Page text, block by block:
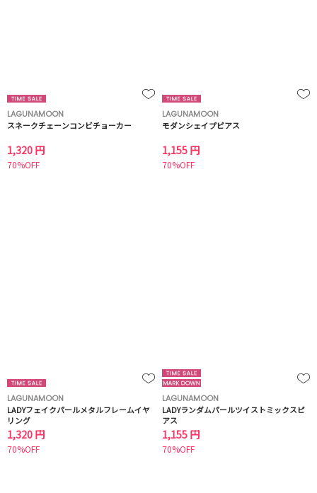
LAGUNAMOON
スネークチェーンコンビチョーカー
1,320 円
70%OFF
LAGUNAMOON
モダンシェイプピアス
1,155 円
70%OFF
LAGUNAMOON
LADYフェイクパールメタルフレームイヤ
リング
1,320 円
70%OFF
LAGUNAMOON
LADYランダムパールツイストミックスピ
アス
1,155 円
70%OFF